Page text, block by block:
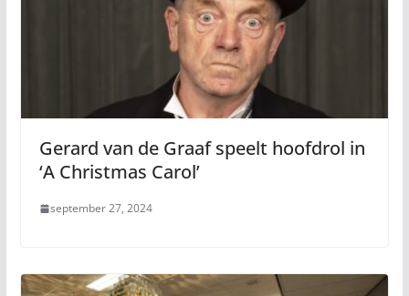
Gerard van de Graaf speelt hoofdrol in
‘A Christmas Carol’
september 27, 2024